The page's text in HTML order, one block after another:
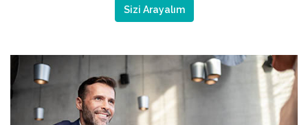
Sizi Arayalım